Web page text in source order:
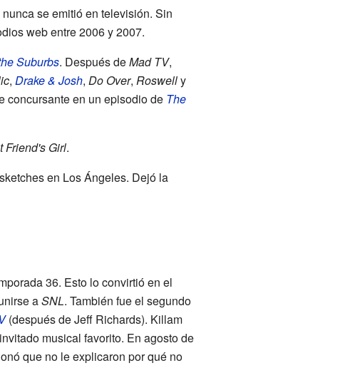
se emitió en televisión. Sin
web entre 2006 y 2007.
Suburbs. Después deMad TV,
, Drake & Josh, Do Over, Roswelly
concursante en un episodio de The
Friend's Girl.
en Los Ángeles. Dejó la
36. Esto lo convirtió en el
aSNL. También fue el segundo
(después de Jeff Richards). Killam
musical favorito. En agosto de
que no le explicaron por qué no